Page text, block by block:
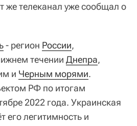
же телеканал уже сообщал о
- регион России,
течении Днепра,
и Черным морями.
РФ по итогам
2022 года. Украинская
его легитимность и